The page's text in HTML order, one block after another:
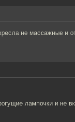
не массажные и
лампочки и не